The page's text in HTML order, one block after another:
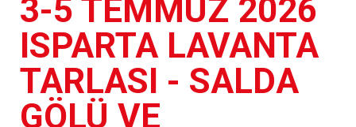
3-5 TEMMUZ 2026
ISPARTA LAVANTA
TARLASI - SALDA
GÖLÜ VE